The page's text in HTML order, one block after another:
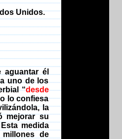
Unidos.
él
uno de los
“desde
lo confiesa
la
mejorar su
medida
de